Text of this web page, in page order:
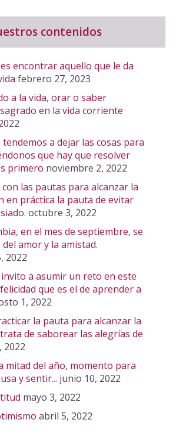
contenidos
encontrar aquello que le da
febrero 27, 2023
a la vida, orar o saber
en la vida corriente
tendemos a dejar las cosas para
que hay que resolver
primero noviembre 2, 2022
las pautas para alcanzar la
en práctica la pauta de evitar
octubre 3, 2022
en el mes de septiembre, se
amor y la amistad.
2022
a asumir un reto en este
que es el de aprender a
1, 2022
la pauta para alcanzar la
de saborear las alegrías de
2022
mitad del año, momento para
y sentir... junio 10, 2022
mayo 3, 2022
abril 5, 2022